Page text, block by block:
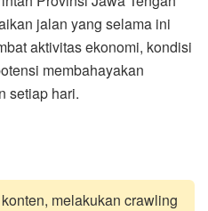
jalan yang selama ini
aktivitas ekonomi, kondisi
membahayakan
setiap hari.
melakukan crawling